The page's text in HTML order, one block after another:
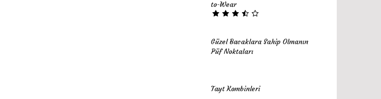
to-Wear
Güzel Bacaklara Sahip Olmanın
Püf Noktaları
Tayt Kombinleri